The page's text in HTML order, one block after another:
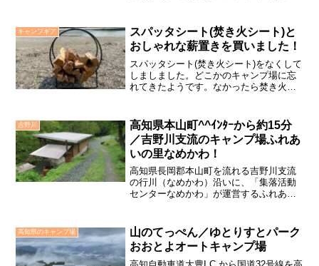
ある網代休憩所を目標にすると分かりや
すいでしょう。網代休憩所...
キャンプギア
スパッタシート(焚き火シート)と
おしゃれな薪置きを買いました！
スパッタシート(焚き火シート)をなくして
しましました。どこかのキャンプ場に忘
れてきたようです。なかったら焚き火が
買いました。
吉野川
高知県本山町^^ｲﾝﾀｰから約15分
／吉野川支流のキャンプ場ふれあ
いの里なめかわ！
高知県長岡郡本山町を流れる吉野川支流
の行川（なめかわ）沿いに、「集落活動
センターなめかわ」が運営するふれあい
分の恵まれた場所にあり、１日３組限定
というこじんまりとし...
高知県のキャンプ場
山のてっぺん／ゆとりすとパーク
おおとよオートキャンプ場